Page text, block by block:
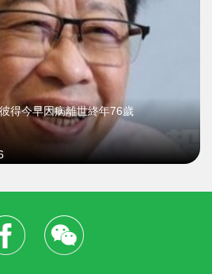
得今早因病離世終年76歲